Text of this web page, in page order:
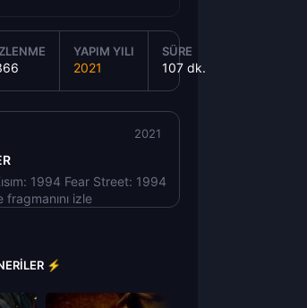
YAPIM YILI
2021
SÜRE
107 dk.
1994 Fear Street: 1994
izle
2021
⚡